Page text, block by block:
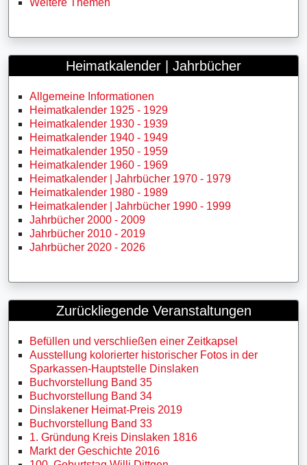
Weitere Themen
Heimatkalender | Jahrbücher
Allgemeine Informationen
Heimatkalender 1925 - 1929
Heimatkalender 1930 - 1939
Heimatkalender 1940 - 1949
Heimatkalender 1950 - 1959
Heimatkalender 1960 - 1969
Heimatkalender | Jahrbücher 1970 - 1979
Heimatkalender 1980 - 1989
Heimatkalender | Jahrbücher 1990 - 1999
Jahrbücher 2000 - 2009
Jahrbücher 2010 - 2019
Jahrbücher 2020 - 2026
Zurückliegende Veranstaltungen
Befüllen und verschließen einer Zeitkapsel
Ausstellung kolorierter historischer Fotos in der
Sparkassen-Hauptstelle Dinslaken
Buchvorstellung Band 35
Buchvorstellung Band 34
Dinslakener Heimat-Preis 2019
Buchvorstellung Band 33
1. Gründung Kreis Dinslaken 1816
Markt der Geschichte 2016